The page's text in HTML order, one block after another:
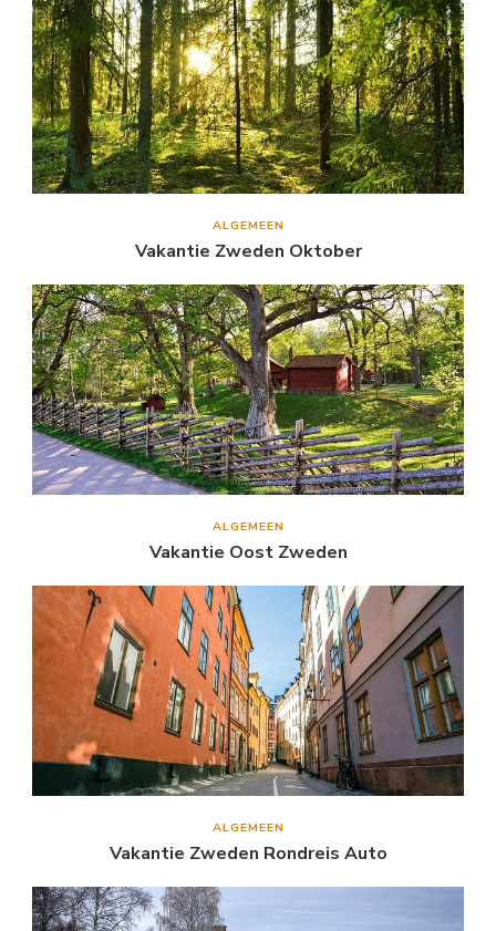
ALGEMEEN
Vakantie Zweden Oktober
ALGEMEEN
Vakantie Oost Zweden
ALGEMEEN
Vakantie Zweden Rondreis Auto